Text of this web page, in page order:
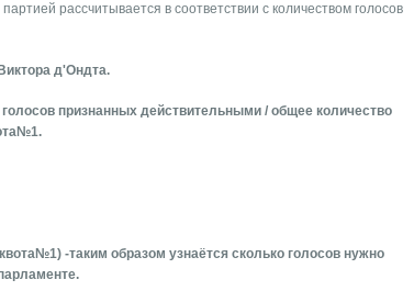
рассчитывается в соответствии с количеством голосов
Виктора д'Ондта.
признанных действительными / общее количество
-таким образом узнаётся сколько голосов нужно